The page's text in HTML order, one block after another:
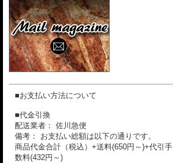
■お支払い方法について
■代金引換
配送業者： 佐川急便
備考： お支払い総額は以下の通りです。
商品代金合計（税込）+送料(650円～)+代引手
数料(432円～)